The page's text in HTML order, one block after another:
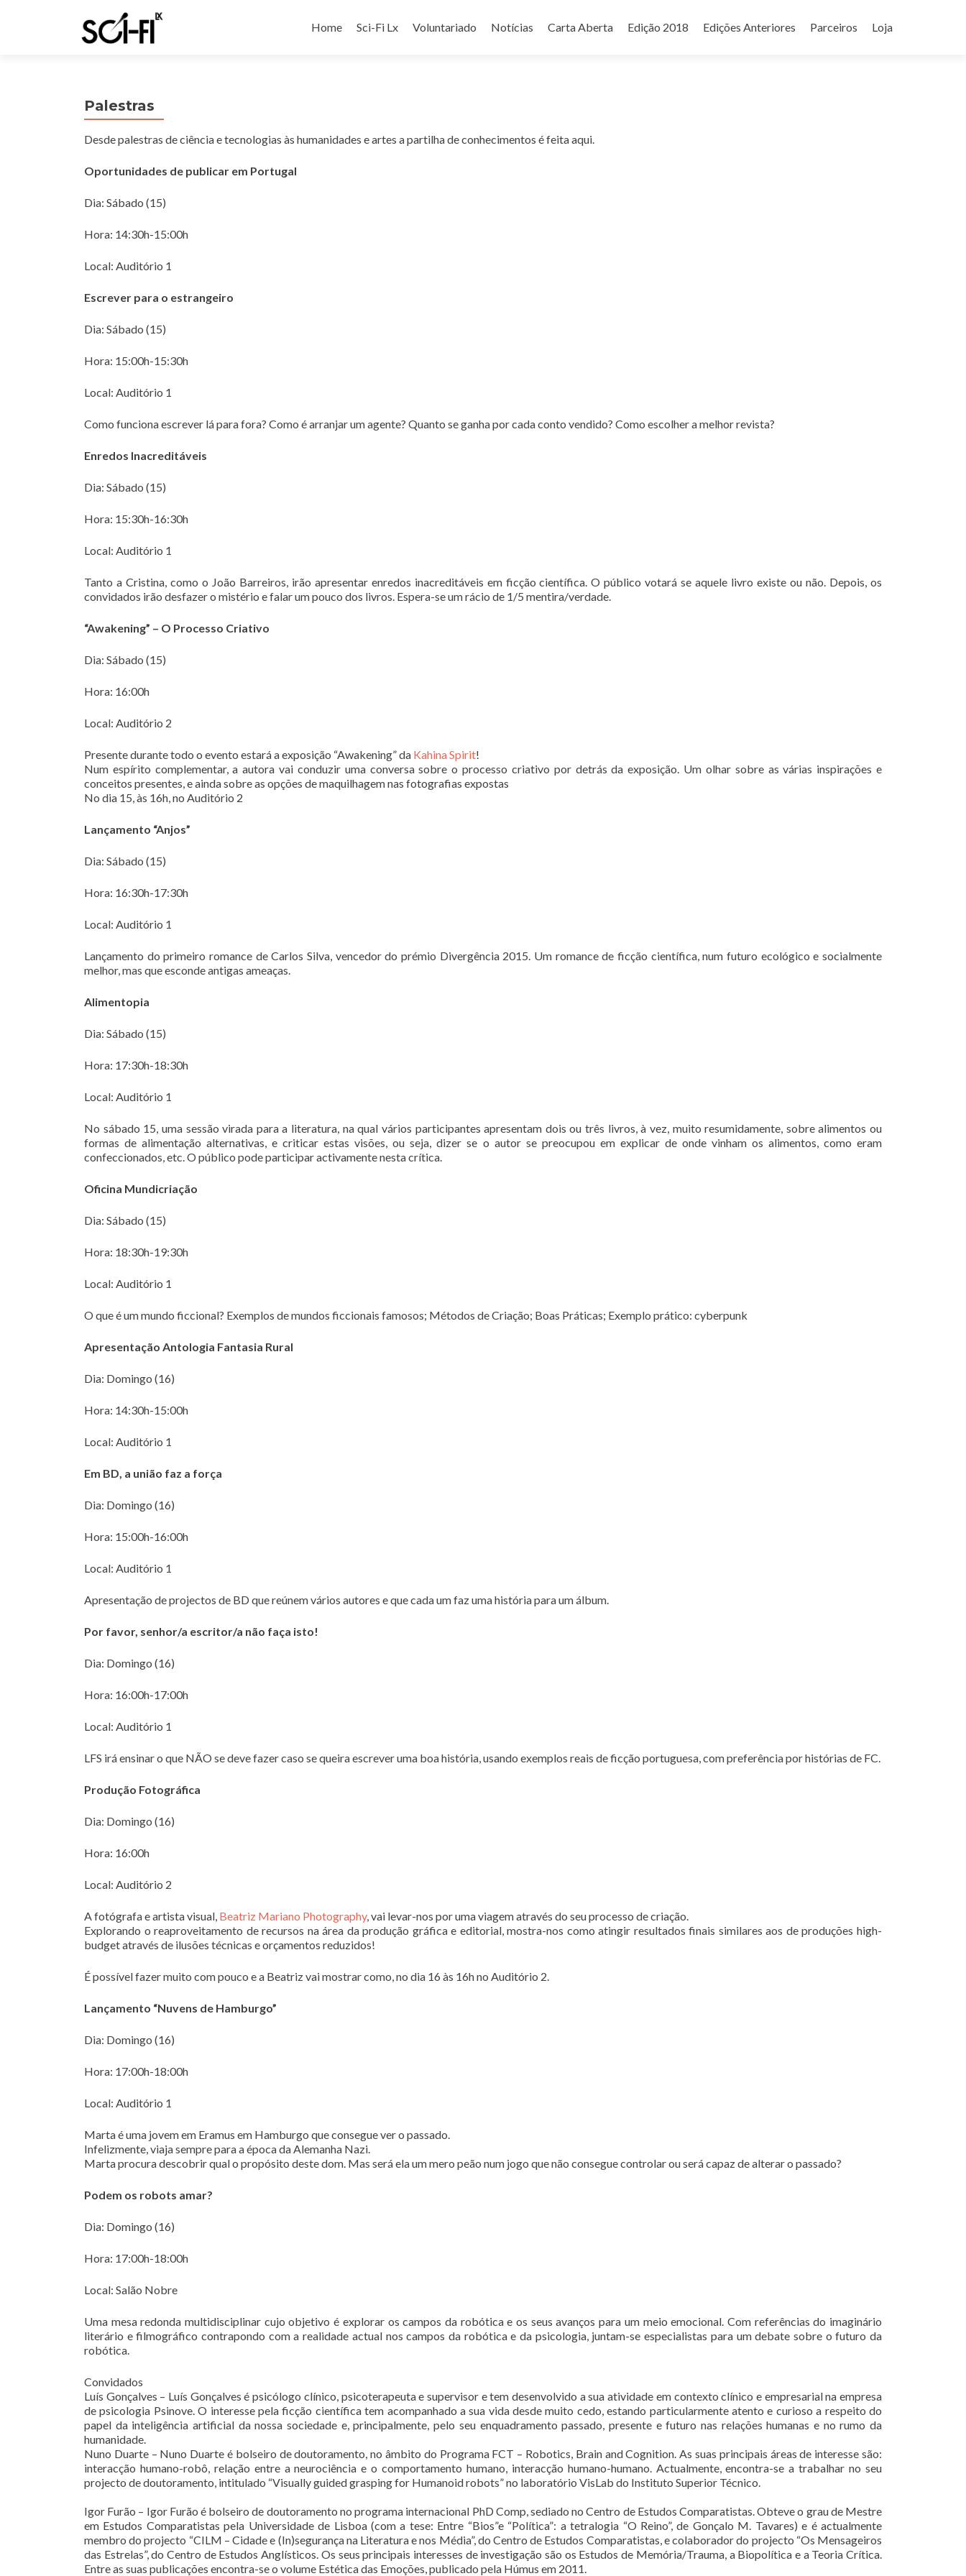
to
Home Sci-Fi Lx Voluntariado Notícias Carta Aberta Edição 2018 Edições Anteriores Parceiros Loja
Palestras
Desde palestras de ciência e tecnologias às humanidades e artes a partilha de conhecimentos é feita aqui.
Oportunidades de publicar em Portugal
Dia: Sábado (15)
Hora: 14:30h-15:00h
Local: Auditório 1
Escrever para o estrangeiro
Dia: Sábado (15)
Hora: 15:00h-15:30h
Local: Auditório 1
Como funciona escrever lá para fora? Como é arranjar um agente? Quanto se ganha por cada conto vendido? Como escolher a melhor revista?
Enredos Inacreditáveis
Dia: Sábado (15)
Hora: 15:30h-16:30h
Local: Auditório 1
Tanto a Cristina, como o João Barreiros, irão apresentar enredos inacreditáveis em ficção científica. O público votará se aquele livro existe ou não. Depois, os
convidados irão desfazer o mistério e falar um pouco dos livros. Espera-se um rácio de 1/5 mentira/verdade.
“Awakening” – O Processo Criativo
Dia: Sábado (15)
Hora: 16:00h
Local: Auditório 2
Presente durante todo o evento estará a exposição “Awakening” da Kahina Spirit!
Num espírito complementar, a autora vai conduzir uma conversa sobre o processo criativo por detrás da exposição. Um olhar sobre as várias inspirações e
conceitos presentes, e ainda sobre as opções de maquilhagem nas fotografias expostas
No dia 15, às 16h, no Auditório 2
Lançamento “Anjos”
Dia: Sábado (15)
Hora: 16:30h-17:30h
Local: Auditório 1
Lançamento do primeiro romance de Carlos Silva, vencedor do prémio Divergência 2015. Um romance de ficção científica, num futuro ecológico e socialmente
melhor, mas que esconde antigas ameaças.
Alimentopia
Dia: Sábado (15)
Hora: 17:30h-18:30h
Local: Auditório 1
No sábado 15, uma sessão virada para a literatura, na qual vários participantes apresentam dois ou três livros, à vez, muito resumidamente, sobre alimentos ou
formas de alimentação alternativas, e criticar estas visões, ou seja, dizer se o autor se preocupou em explicar de onde vinham os alimentos, como eram
confeccionados, etc. O público pode participar activamente nesta crítica.
Oficina Mundicriação
Dia: Sábado (15)
Hora: 18:30h-19:30h
Local: Auditório 1
O que é um mundo ficcional? Exemplos de mundos ficcionais famosos; Métodos de Criação; Boas Práticas; Exemplo prático: cyberpunk
Apresentação Antologia Fantasia Rural
Dia: Domingo (16)
Hora: 14:30h-15:00h
Local: Auditório 1
Em BD, a união faz a força
Dia: Domingo (16)
Hora: 15:00h-16:00h
Local: Auditório 1
Apresentação de projectos de BD que reúnem vários autores e que cada um faz uma história para um álbum.
Por favor, senhor/a escritor/a não faça isto!
Dia: Domingo (16)
Hora: 16:00h-17:00h
Local: Auditório 1
LFS irá ensinar o que NÃO se deve fazer caso se queira escrever uma boa história, usando exemplos reais de ficção portuguesa, com preferência por histórias de FC.
Produção Fotográfica
Dia: Domingo (16)
Hora: 16:00h
Local: Auditório 2
A fotógrafa e artista visual, Beatriz Mariano Photography, vai levar-nos por uma viagem através do seu processo de criação.
Explorando o reaproveitamento de recursos na área da produção gráfica e editorial, mostra-nos como atingir resultados finais similares aos de produções high-
budget através de ilusões técnicas e orçamentos reduzidos!
É possível fazer muito com pouco e a Beatriz vai mostrar como, no dia 16 às 16h no Auditório 2.
Lançamento “Nuvens de Hamburgo”
Dia: Domingo (16)
Hora: 17:00h-18:00h
Local: Auditório 1
Marta é uma jovem em Eramus em Hamburgo que consegue ver o passado.
Infelizmente, viaja sempre para a época da Alemanha Nazi.
Marta procura descobrir qual o propósito deste dom. Mas será ela um mero peão num jogo que não consegue controlar ou será capaz de alterar o passado?
Podem os robots amar?
Dia: Domingo (16)
Hora: 17:00h-18:00h
Local: Salão Nobre
Uma mesa redonda multidisciplinar cujo objetivo é explorar os campos da robótica e os seus avanços para um meio emocional. Com referências do imaginário
literário e filmográfico contrapondo com a realidade actual nos campos da robótica e da psicologia, juntam-se especialistas para um debate sobre o futuro da
robótica.
Convidados
Luís Gonçalves – Luís Gonçalves é psicólogo clínico, psicoterapeuta e supervisor e tem desenvolvido a sua atividade em contexto clínico e empresarial na empresa
de psicologia Psinove. O interesse pela ficção científica tem acompanhado a sua vida desde muito cedo, estando particularmente atento e curioso a respeito do
papel da inteligência artificial da nossa sociedade e, principalmente, pelo seu enquadramento passado, presente e futuro nas relações humanas e no rumo da
humanidade.
Nuno Duarte – Nuno Duarte é bolseiro de doutoramento, no âmbito do Programa FCT – Robotics, Brain and Cognition. As suas principais áreas de interesse são:
interacção humano-robô, relação entre a neurociência e o comportamento humano, interacção humano-humano. Actualmente, encontra-se a trabalhar no seu
projecto de doutoramento, intitulado “Visually guided grasping for Humanoid robots” no laboratório VisLab do Instituto Superior Técnico.
Igor Furão – Igor Furão é bolseiro de doutoramento no programa internacional PhD Comp, sediado no Centro de Estudos Comparatistas. Obteve o grau de Mestre
em Estudos Comparatistas pela Universidade de Lisboa (com a tese: Entre “Bios”e “Política”: a tetralogia “O Reino”, de Gonçalo M. Tavares) e é actualmente
membro do projecto “CILM – Cidade e (In)segurança na Literatura e nos Média”, do Centro de Estudos Comparatistas, e colaborador do projecto “Os Mensageiros
das Estrelas”, do Centro de Estudos Anglísticos. Os seus principais interesses de investigação são os Estudos de Memória/Trauma, a Biopolítica e a Teoria Crítica.
Entre as suas publicações encontra-se o volume Estética das Emoções, publicado pela Húmus em 2011.